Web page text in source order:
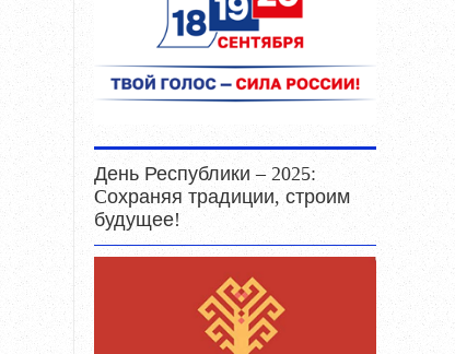
День Республики – 2025:
Cохраняя традиции, строим
будущее!